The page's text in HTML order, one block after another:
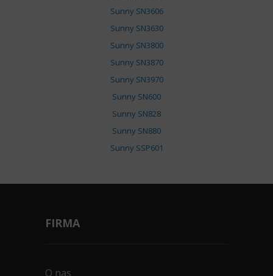
Sunny SN3606
Sunny SN3630
Sunny SN3800
Sunny SN3870
Sunny SN3970
Sunny SN600
Sunny SN828
Sunny SN880
Sunny SSP601
FIRMA
O nas